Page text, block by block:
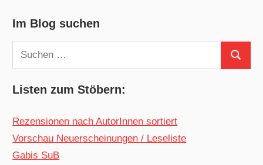
Im Blog suchen
Suchen
nach:
Suchen
Listen zum Stöbern:
Rezensionen nach AutorInnen sortiert
Vorschau Neuerscheinungen / Leseliste
Gabis SuB